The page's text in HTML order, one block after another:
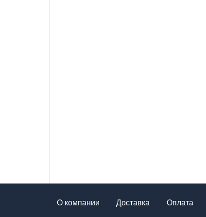
О компании Доставка Оплата